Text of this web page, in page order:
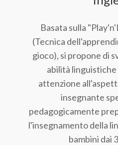
Basata sulla
(Tecnica
gioco), si propone di
abilità
attenzione
insegnante
pedagogicamente
l'insegnamento della
bambini dai